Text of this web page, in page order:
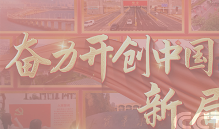
小央視頻 小央直播 直播中國 熊貓頻
現場 前線 比劃 快看 藍海中國 新兵請入
體育 直播 競猜 2026年世界盃 2026年冬奧
VIP會員 CCTV奧林匹克頻道 生活體育大會
財經 鄉村振興 生態環境 一帶一路
大國展會 大國保險 雲頂對話 雲